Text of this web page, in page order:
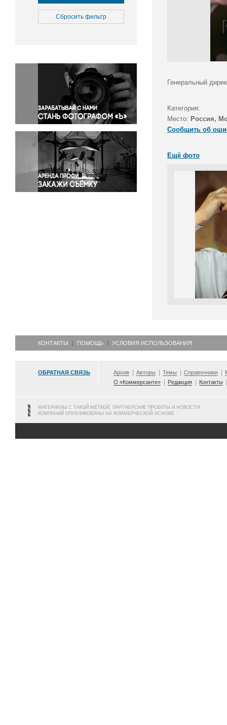
Культура
Медицина
Окружающая среда
Политика
Правосудие
Происшествия и конфликты
Религия
Светская жизнь
Спорт
Экология
Экономика и бизнес
Сбросить фильтр
Генеральный
Категория:
Место: Россия,
Сообщить об
Ещё фото
КОНТАКТЫ ПОМОЩЬ УСЛОВИЯ ИСПОЛЬЗОВАНИЯ
ОБРАТНАЯ СВЯЗЬ Архив Авторы Темы Справочники
О «Коммерсанте»
Редакция Контакты
МАТЕРИАЛЫ С ТАКОЙ МЕТКОЙ, ПАРТНЕРСКИЕ ПРОЕКТЫ И НОВОСТИ
КОМПАНИЙ ОПУБЛИКОВАНЫ НА КОММЕРЧЕСКОЙ ОСНОВЕ